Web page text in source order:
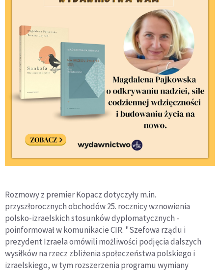
Rozmowy z premier Kopacz dotyczyły m.in.
przyszłorocznych obchodów 25. rocznicy wznowienia
polsko-izraelskich stosunków dyplomatycznych -
poinformował w komunikacie CIR. "Szefowa rządu i
prezydent Izraela omówili możliwości podjęcia dalszych
wysiłków na rzecz zbliżenia społeczeństwa polskiego i
izraelskiego, w tym rozszerzenia programu wymiany